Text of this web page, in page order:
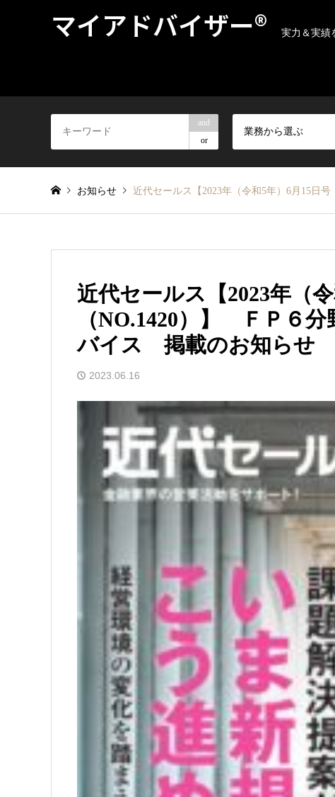
マイアドバイザー® 実力＆実績
and
or
業務から選ぶ
お知らせ 近代セールス【2023年（令和5年）6月15
近代セールス【2023年（
（NO.1420）】 ＦＰ６
バイス 掲載のお知らせ
2023.06.16